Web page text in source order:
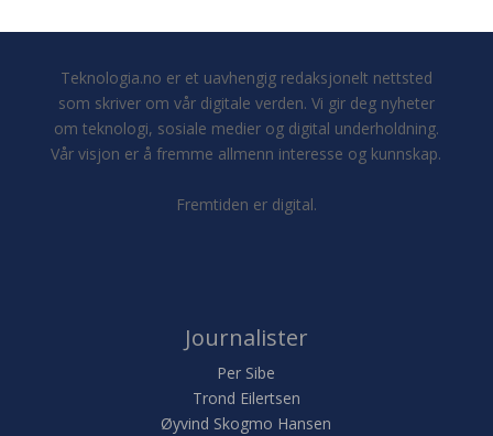
Teknologia.no er et uavhengig redaksjonelt nettsted
som skriver om vår digitale verden. Vi gir deg nyheter
om teknologi, sosiale medier og digital underholdning.
Vår visjon er å fremme allmenn interesse og kunnskap.
Fremtiden er digital.
Journalister
Per Sibe
Trond Eilertsen
Øyvind Skogmo Hansen